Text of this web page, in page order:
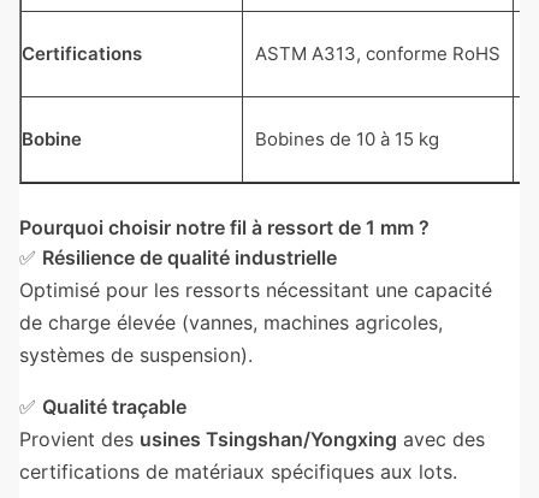
Certifications ASTM A313, conforme RoHS
Bobine Bobines de 10 à 15 kg
Pourquoi choisir notre fil à ressort de 1 mm ?
✅ Résilience de qualité industrielle
Optimisé pour les ressorts nécessitant une capacité
de charge élevée (vannes, machines agricoles,
systèmes de suspension).
✅ Qualité traçable
Provient des usines Tsingshan/Yongxing avec des
certifications de matériaux spécifiques aux lots.